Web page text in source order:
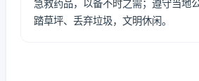
急救药品，以备不时之需；遵守当地
踏草坪、丢弃垃圾，文明休闲。